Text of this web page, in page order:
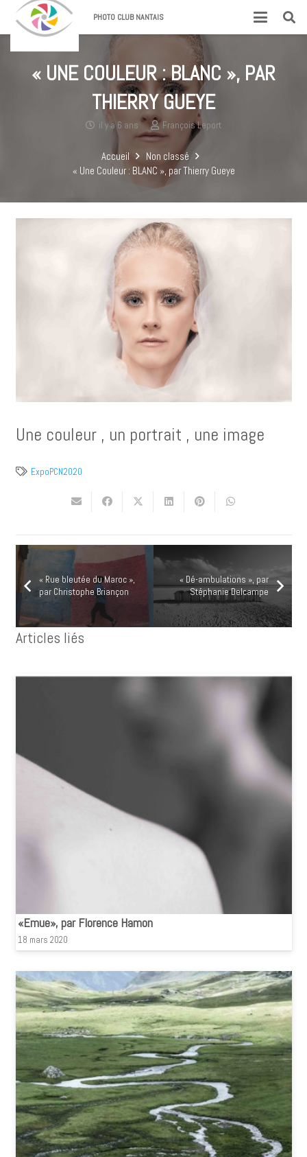
PHOTO CLUB NANTAIS
« UNE COULEUR : BLANC », PAR
THIERRY GUEYE
il y a 6 ans François Leport
Accueil
Non classé
« Une Couleur : BLANC », par Thierry Gueye
Une couleur , un portrait , une image
ExpoPCN2020
« Rue bleutée du Maroc »,
par Christophe Briançon
« Dé-ambulations », par
Stéphanie Delcampe
Articles liés
«Emue», par Florence Hamon
18 mars 2020